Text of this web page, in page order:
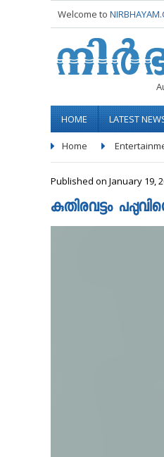
Welcome to
HOME LATEST
Home
Published on January 19,
കുതിരവട്ടം